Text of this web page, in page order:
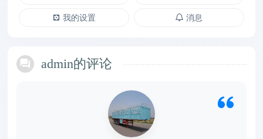
我的设置 消息
admin的评论